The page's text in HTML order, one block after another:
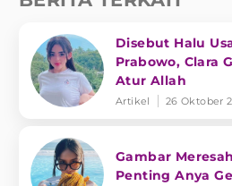
Disebut Halu
Prabowo, Clara
Atur Allah
Artikel 26 Oktober
Gambar
Penting Anya